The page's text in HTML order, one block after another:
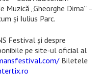
Muzică „Gheorghe Dima” –
și Iulius Parc.
Festival și despre
pe site-ul oficial al
Biletele